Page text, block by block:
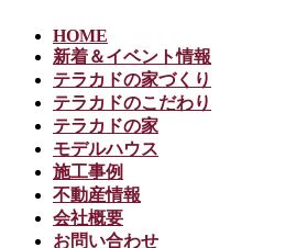
HOME
新着＆イベント情報
テラカドの家づくり
テラカドのこだわり
テラカドの家
モデルハウス
施工事例
不動産情報
会社概要
お問い合わせ